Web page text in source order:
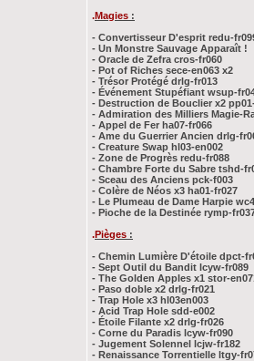
.Magies :
- Convertisseur D'esprit redu-
- Un Monstre Sauvage Apparaît !
- Oracle de Zefra cros-fr060
- Pot of Riches sece-en063 x2
- Trésor Protégé drlg-fr013
- Événement Stupéfiant wsup-
- Destruction de Bouclier x2
- Admiration des Milliers Magie-
- Appel de Fer ha07-fr066
- Ame du Guerrier Ancien drlg-
- Creature Swap hl03-en002
- Zone de Progrès redu-fr088
- Chambre Forte du Sabre tshd-
- Sceau des Anciens pck-f003
- Colère de Néos x3 ha01-fr027
- Le Plumeau de Dame Harpie
- Pioche de la Destinée rymp-
.Pièges :
- Chemin Lumière D'étoile dpct-
- Sept Outil du Bandit lcyw-fr089
- The Golden Apples x1 stor-
- Paso doble x2 drlg-fr021
- Trap Hole x3 hl03en003
- Acid Trap Hole sdd-e002
- Étoile Filante x2 drlg-fr026
- Corne du Paradis lcyw-fr090
- Jugement Solennel lcjw-fr182
- Renaissance Torrentielle ltgy-